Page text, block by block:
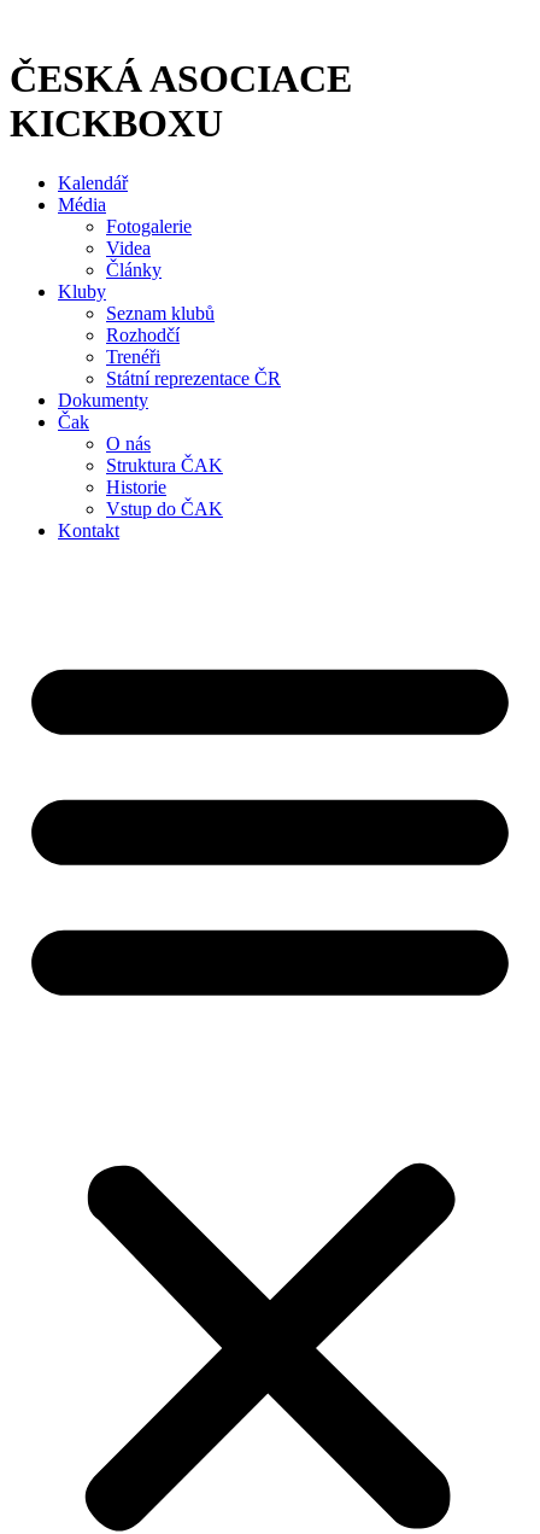
obsahu
ČESKÁ ASOCIACE
KICKBOXU
Kalendář
Média
Fotogalerie
Videa
Články
Kluby
Seznam klubů
Rozhodčí
Trenéři
Státní reprezentace ČR
Dokumenty
Čak
O nás
Struktura ČAK
Historie
Vstup do ČAK
Kontakt